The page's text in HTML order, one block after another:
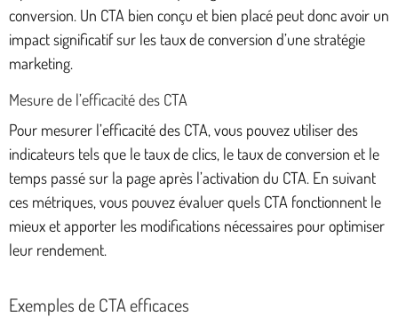
conversion. Un CTA bien conçu et bien placé peut donc avoir un
impact significatif sur les taux de conversion d’une stratégie
marketing.
Mesure de l’efficacité des CTA
Pour mesurer l’efficacité des CTA, vous pouvez utiliser des
indicateurs tels que le taux de clics, le taux de conversion et le
temps passé sur la page après l’activation du CTA. En suivant
ces métriques, vous pouvez évaluer quels CTA fonctionnent le
mieux et apporter les modifications nécessaires pour optimiser
leur rendement.
Exemples de CTA efficaces